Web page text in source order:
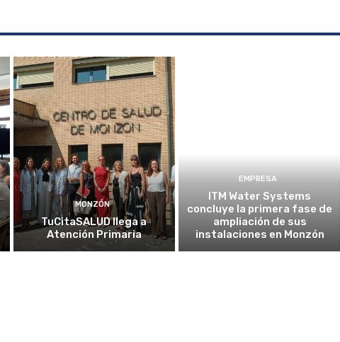
MONZÓN
TuCitaSALUD llega a
Atención Primaria
EMPRESA
ITM Water Systems
concluye la primera fase de
ampliación de sus
instalaciones en Monzón